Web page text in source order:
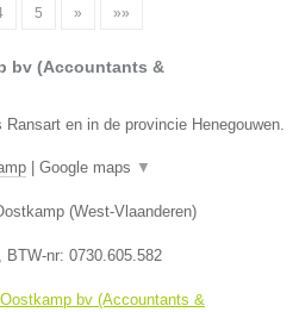
5 » »»
bv (Accountants &
en in de provincie Henegouwen.
Google maps ▼
(West-Vlaanderen)
, BTW-nr: 0730.605.582
bv (Accountants &